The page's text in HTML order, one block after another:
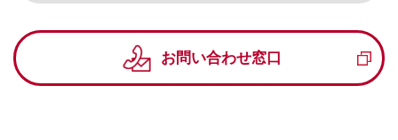
お問い合わせ窓口